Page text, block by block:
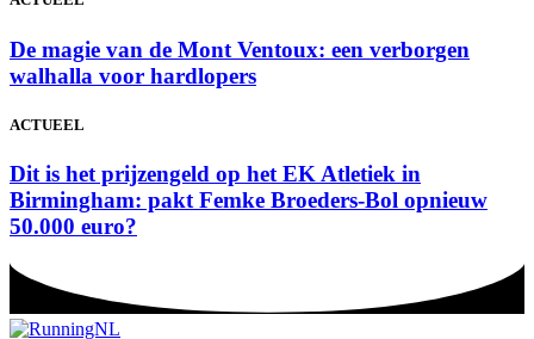
De magie van de Mont Ventoux: een verborgen
walhalla voor hardlopers
ACTUEEL
Dit is het prijzengeld op het EK Atletiek in
Birmingham: pakt Femke Broeders-Bol opnieuw
50.000 euro?